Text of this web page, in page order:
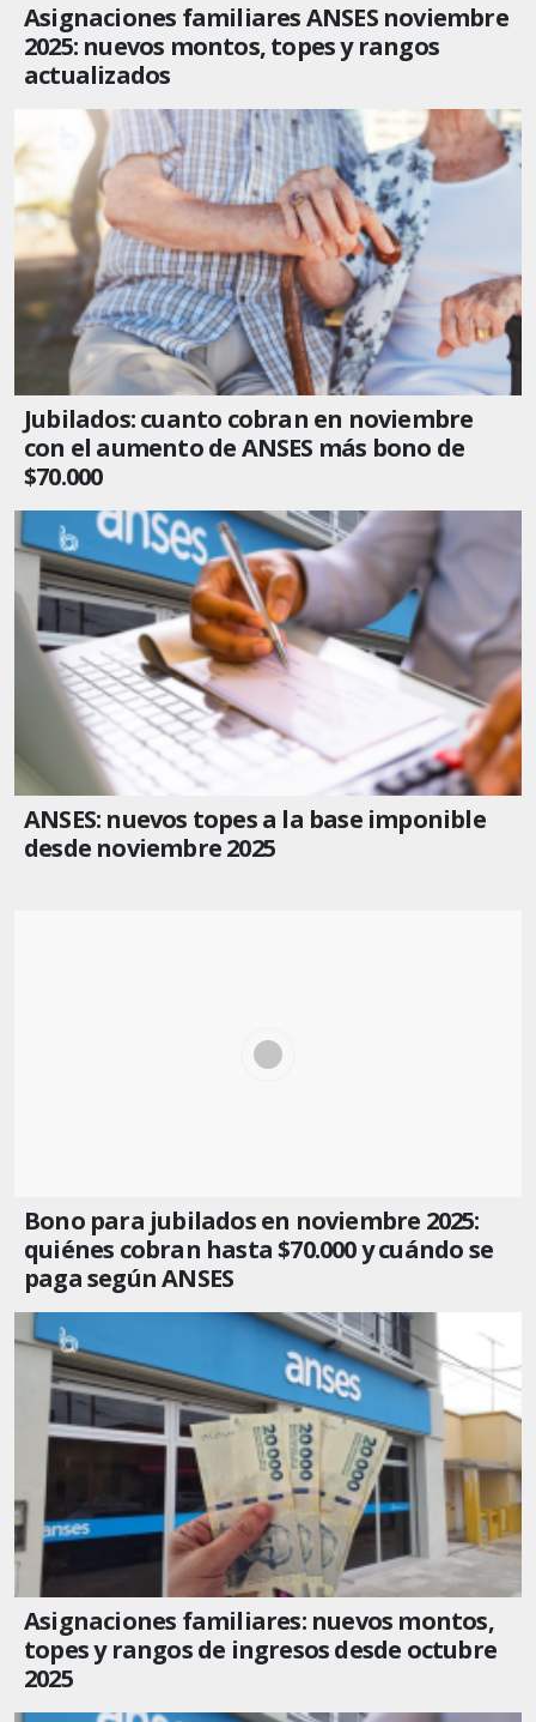
Asignaciones familiares ANSES noviembre
2025: nuevos montos, topes y rangos
actualizados
Jubilados: cuanto cobran en noviembre
con el aumento de ANSES más bono de
$70.000
ANSES: nuevos topes a la base imponible
desde noviembre 2025
Bono para jubilados en noviembre 2025:
quiénes cobran hasta $70.000 y cuándo se
paga según ANSES
Asignaciones familiares: nuevos montos,
topes y rangos de ingresos desde octubre
2025